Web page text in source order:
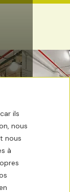
ils
nous
nous
à